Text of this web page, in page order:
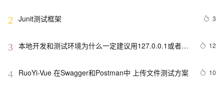
2 Junit测试框架 3
3 本地开发和测试环境为什么一定建议用127.0.0.1或者
12
4 RuoYi-Vue 在Swagger和Postman中 上传文件测试方案 10